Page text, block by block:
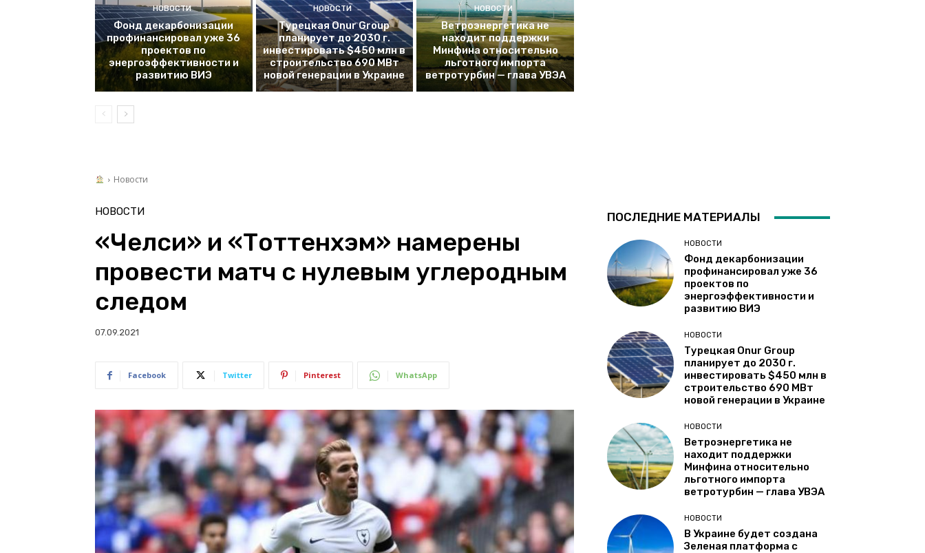
НОВОСТИ
Фонд декарбонизации
профинансировал уже 36
проектов по
энергоэффективности и
развитию ВИЭ
НОВОСТИ
Турецкая Onur Group
планирует до 2030 г.
инвестировать $450 млн в
строительство 690 МВт
новой генерации в Украине
НОВОСТИ
Ветроэнергетика не
находит поддержки
Минфина относительно
льготного импорта
ветротурбин — глава УВЭА